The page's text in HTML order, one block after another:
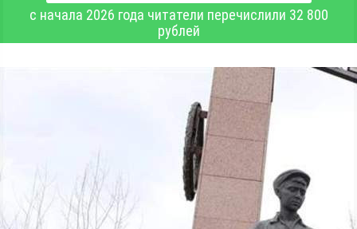
с начала 2026 года читатели перечислили 32 800
рублей
В Красноярске
торжественно
открываются Вахты
Памяти